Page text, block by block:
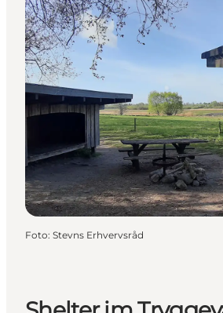
Foto: Stevns Erhvervsråd